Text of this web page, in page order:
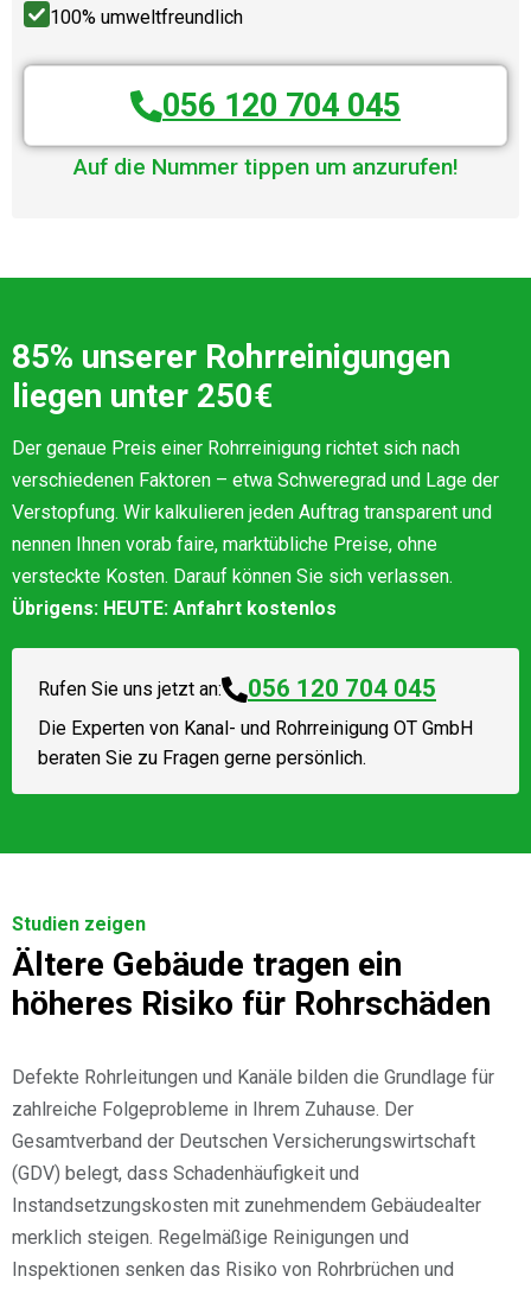
100% umweltfreundlich
056 120 704 045
Auf die Nummer tippen um anzurufen!
85% unserer Rohrreinigungen
liegen unter 250€
Der genaue Preis einer Rohrreinigung richtet sich nach
verschiedenen Faktoren – etwa Schweregrad und Lage der
Verstopfung. Wir kalkulieren jeden Auftrag transparent und
nennen Ihnen vorab faire, marktübliche Preise, ohne
versteckte Kosten. Darauf können Sie sich verlassen.
Übrigens: HEUTE: Anfahrt kostenlos
Rufen Sie uns jetzt an: 056 120 704 045
Die Experten von Kanal- und Rohrreinigung OT GmbH
beraten Sie zu Fragen gerne persönlich.
Studien zeigen
Ältere Gebäude tragen ein
höheres Risiko für Rohrschäden
Defekte Rohrleitungen und Kanäle bilden die Grundlage für
zahlreiche Folgeprobleme in Ihrem Zuhause. Der
Gesamtverband der Deutschen Versicherungswirtschaft
(GDV) belegt, dass Schadenhäufigkeit und
Instandsetzungskosten mit zunehmendem Gebäudealter
merklich steigen. Regelmäßige Reinigungen und
Inspektionen senken das Risiko von Rohrbrüchen und